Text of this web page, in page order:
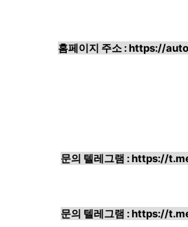
홈페이지 주소 :https://
문의 텔레그램 :https://
문의 텔레그램 :https://